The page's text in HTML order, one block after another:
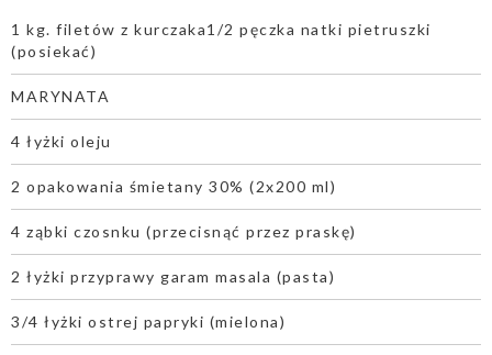
1 kg. filetów z kurczaka1/2 pęczka natki pietruszki
(posiekać)
MARYNATA
4 łyżki oleju
2 opakowania śmietany 30% (2x200 ml)
4 ząbki czosnku (przecisnąć przez praskę)
2 łyżki przyprawy garam masala (pasta)
3/4 łyżki ostrej papryki (mielona)